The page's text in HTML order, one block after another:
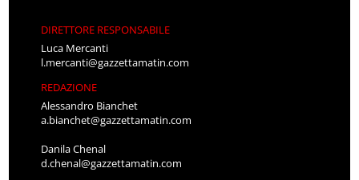
DIRETTORE RESPONSABILE
Luca Mercanti
l.mercanti@gazzettamatin.com
REDAZIONE
Alessandro Bianchet
a.bianchet@gazzettamatin.com
Danila Chenal
d.chenal@gazzettamatin.com